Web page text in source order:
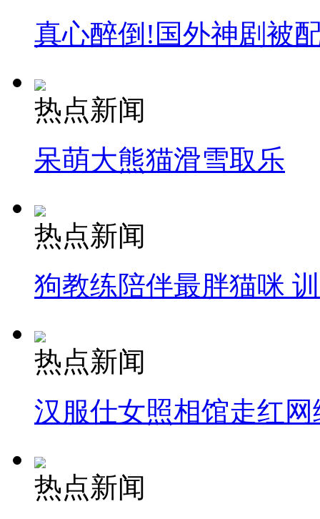
真心醉倒!国外神剧被
热点新闻
呆萌大熊猫滑雪取乐
热点新闻
狗教练陪伴最胖猫咪
热点新闻
汉服仕女照相馆走红网
热点新闻